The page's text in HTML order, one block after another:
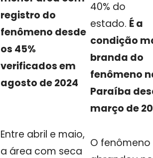
registro do
fenômeno desde
os 45%
verificados em
agosto de 2024
40% do
estado. É a
condição
branda do
fenômeno
Paraíba
março de
Entre abril e maio,
a área com seca
O fenômeno